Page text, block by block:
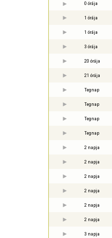
0 órája
1 órája
1 órája
3 órája
20 órája
21 órája
Tegnap
Tegnap
Tegnap
Tegnap
2 napja
2 napja
2 napja
2 napja
2 napja
2 napja
3 napja